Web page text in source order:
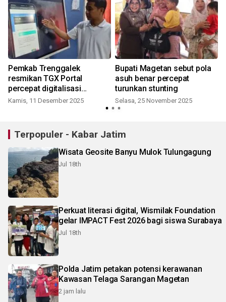
Pemkab Trenggalek
resmikan TGX Portal
percepat digitalisasi
layanan publik
Kamis, 11 Desember 2025
Bupati Magetan sebut pola
asuh benar percepat
turunkan stunting
Selasa, 25 November 2025
Terpopuler - Kabar Jatim
Wisata Geosite Banyu Mulok Tulungagung
Jul 18th
Perkuat literasi digital, Wismilak Foundation
gelar IMPACT Fest 2026 bagi siswa Surabaya
Jul 18th
Polda Jatim petakan potensi kerawanan
Kawasan Telaga Sarangan Magetan
2 jam lalu